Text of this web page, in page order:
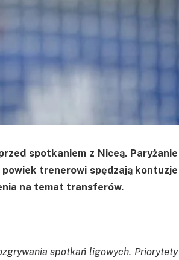
spotkaniem z Niceą. Paryżanie
trenerowi spędzają kontuzje
na temat transferów.
spotkań ligowych. Priorytety